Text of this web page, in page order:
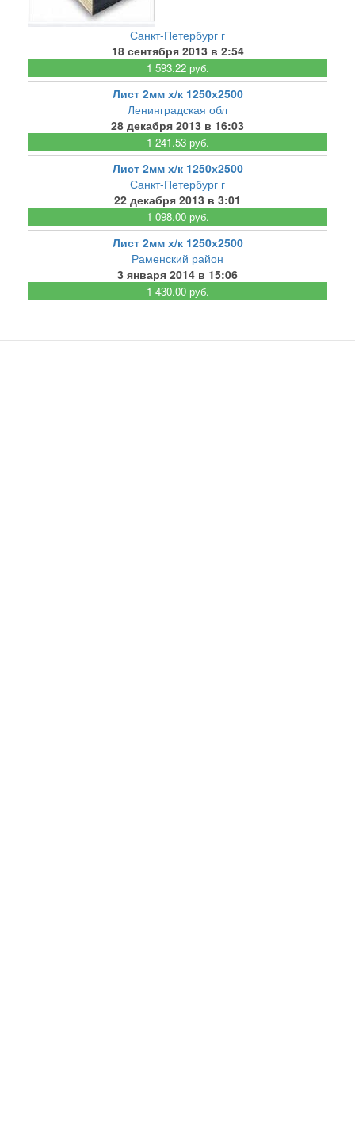
Санкт-Петербург г
18 сентября 2013 в 2:54
1 593.22 руб.
Лист 2мм х/к 1250х2500
Ленинградская обл
28 декабря 2013 в 16:03
1 241.53 руб.
Лист 2мм х/к 1250х2500
Санкт-Петербург г
22 декабря 2013 в 3:01
1 098.00 руб.
Лист 2мм х/к 1250х2500
Раменский район
3 января 2014 в 15:06
1 430.00 руб.